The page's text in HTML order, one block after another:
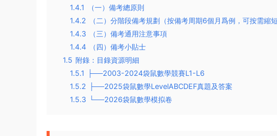
1.4.1
（一）備考總原則
1.4.2
（二）分階段備考規劃（按備考周期6個月爲例，可按需縮短
1.4.3
（三）備考通用注意事項
1.4.4
（四）備考小貼士
1.5 附錄：目錄資源明細
1.5.1
├──2003-2024袋鼠數學競賽L1-L6
1.5.2
├──2025袋鼠數學LevelABCDEF真題及答案
1.5.3
└──2026袋鼠數學模拟卷